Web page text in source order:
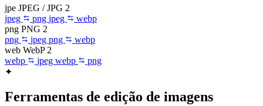
jpe JPEG / JPG 2
jpeg
png jpeg
webp
png PNG 2
png
jpeg png
webp
web WebP 2
webp
jpeg webp
png
✦
Ferramentas de edição de imagens